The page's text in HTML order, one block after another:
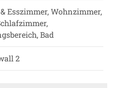
Esszimmer, Wohnzimmer,
Bad
2